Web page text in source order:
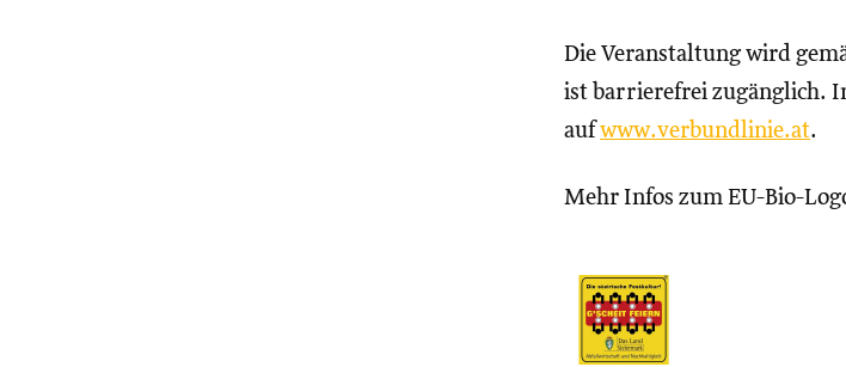
Die Veranstaltung wird
ist barrierefrei zugänglich.
aufwww.verbundlinie.at.
Mehr Infos zum EU-Bio-